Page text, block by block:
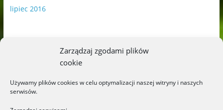
Zarządzaj zgodami plików
cookie
Używamy plików cookies w celu optymalizacji naszej witryny i naszych
serwisów.
lipiec 2016